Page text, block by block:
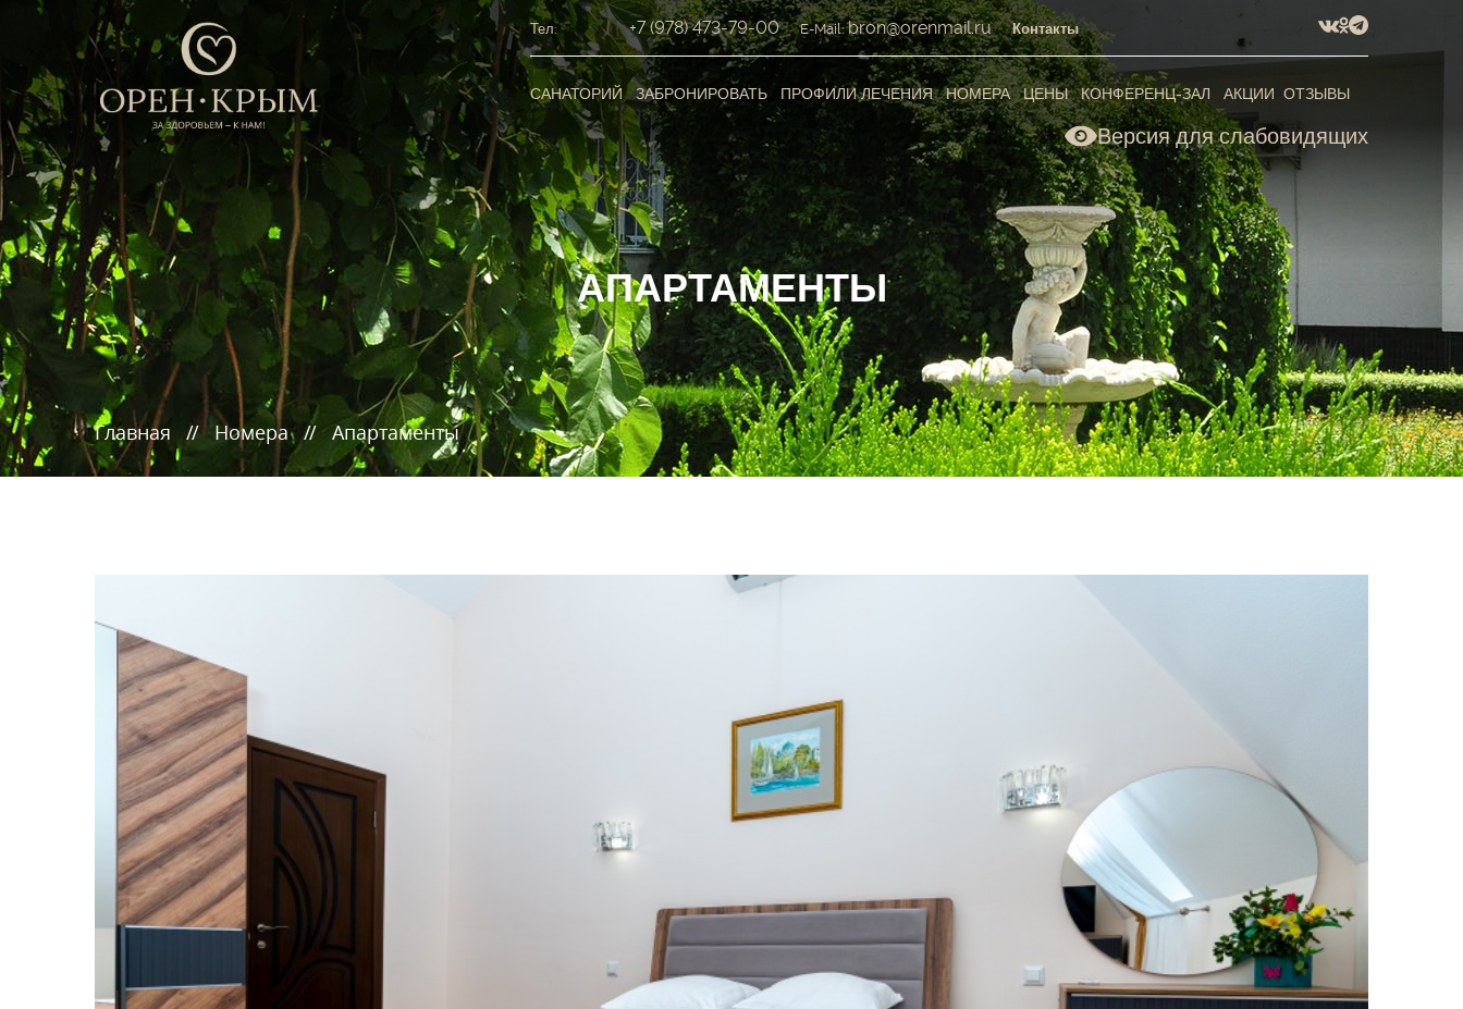
Тел: +7 (978) 473-79-00 E-Mail: bron@orenmail.ru Контакты
САНАТОРИЙ ЗАБРОНИРОВАТЬ ПРОФИЛИ ЛЕЧЕНИЯ НОМЕРА ЦЕНЫ КОНФЕРЕНЦ-ЗАЛ АКЦИИ ОТЗЫВЫ
Версия для слабовидящих
АПАРТАМЕНТЫ
Главная Номера Апартаменты